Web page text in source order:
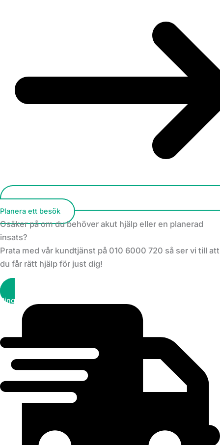
Planera ett besök
Osäker på om du behöver akut hjälp eller en planerad
insats?
Prata med vår kundtjänst på 010 6000 720 så ser vi till att
du får rätt hjälp för just dig!
Ring kundtjänst